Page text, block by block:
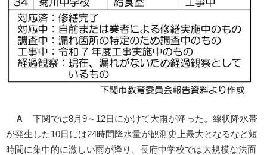
Ａ
下関では8月9～12日にかけて大雨が降った。線状降水帯
が発生した10日には24時間降水量が観測史上最大となるなど短
時間に集中的に激しい雨が降り、長府中学校では大規模な法面